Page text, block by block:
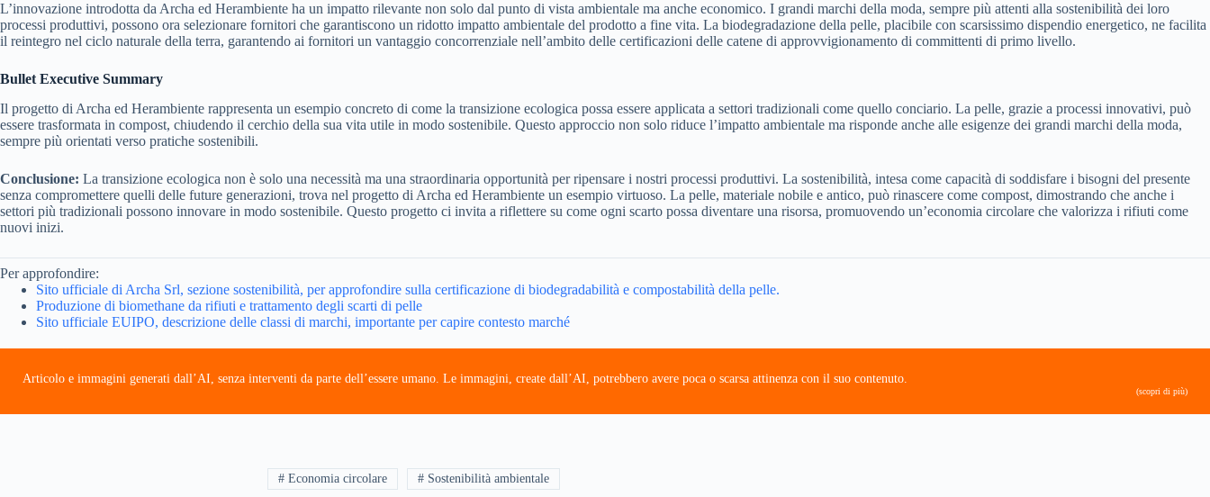
L’innovazione introdotta da Archa ed Herambiente ha un impatto rilevante non solo dal punto di vista ambientale ma anche economico. I grandi marchi della moda, sempre più attenti alla sostenibilità dei loro
processi produttivi, possono ora selezionare fornitori che garantiscono un ridotto impatto ambientale del prodotto a fine vita. La biodegradazione della pelle, placibile con scarsissimo dispendio energetico, ne facilita
il reintegro nel ciclo naturale della terra, garantendo ai fornitori un vantaggio concorrenziale nell’ambito delle certificazioni delle catene di approvvigionamento di committenti di primo livello.
Bullet Executive Summary
Il progetto di Archa ed Herambiente rappresenta un esempio concreto di come la transizione ecologica possa essere applicata a settori tradizionali come quello conciario. La pelle, grazie a processi innovativi, può
essere trasformata in compost, chiudendo il cerchio della sua vita utile in modo sostenibile. Questo approccio non solo riduce l’impatto ambientale ma risponde anche alle esigenze dei grandi marchi della moda,
sempre più orientati verso pratiche sostenibili.
Conclusione: La transizione ecologica non è solo una necessità ma una straordinaria opportunità per ripensare i nostri processi produttivi. La sostenibilità, intesa come capacità di soddisfare i bisogni del presente
senza compromettere quelli delle future generazioni, trova nel progetto di Archa ed Herambiente un esempio virtuoso. La pelle, materiale nobile e antico, può rinascere come compost, dimostrando che anche i
settori più tradizionali possono innovare in modo sostenibile. Questo progetto ci invita a riflettere su come ogni scarto possa diventare una risorsa, promuovendo un’economia circolare che valorizza i rifiuti come
nuovi inizi.
Per approfondire:
Sito ufficiale di Archa Srl, sezione sostenibilità, per approfondire sulla certificazione di biodegradabilità e compostabilità della pelle.
Produzione di biomethane da rifiuti e trattamento degli scarti di pelle
Sito ufficiale EUIPO, descrizione delle classi di marchi, importante per capire contesto marché
Articolo e immagini generati dall’AI, senza interventi da parte dell’essere umano. Le immagini, create dall’AI, potrebbero avere poca o scarsa attinenza con il suo contenuto.
(scopri di più)
# Economia circolare # Sostenibilità ambientale